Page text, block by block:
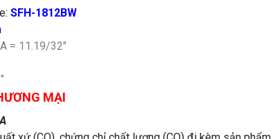
SFH-1812BW
A = 11.19/32″
MẠI